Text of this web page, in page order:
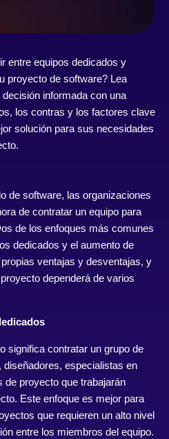
entre equipos dedicados y
proyecto de software? Lea
informada con una
los contras y los factores clave
solución para sus necesidades
de software, las organizaciones
de contratar un equipo para
de los enfoques más comunes
dedicados y el aumento de
ventajas y desventajas, y
dependerá de varios
significa contratar un grupo de
especialistas en
de proyecto que trabajarán
Este enfoque es mejor para
que requieren un alto nivel
entre los miembros del equipo.